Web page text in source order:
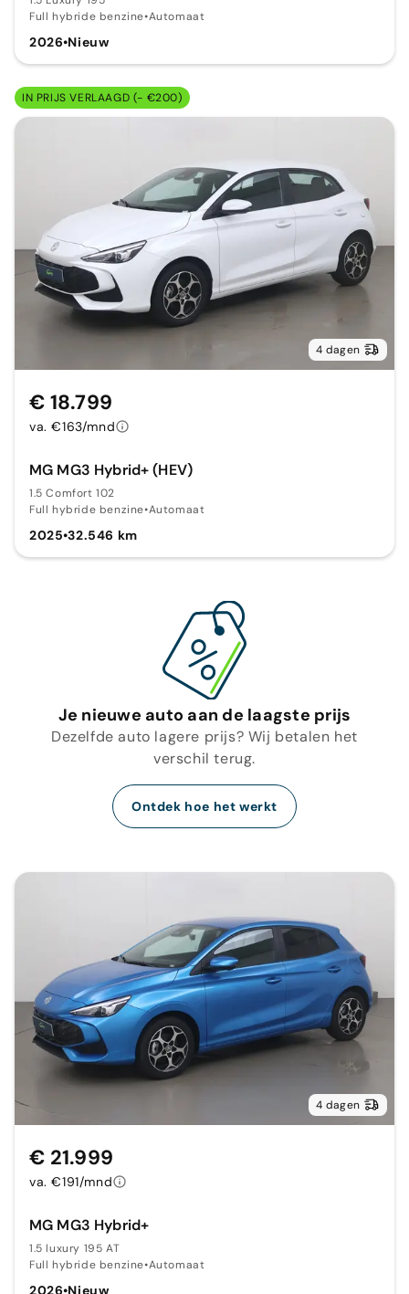
Full hybride benzine•Automaat
2026•Nieuw
IN PRIJS VERLAAGD (- €200)
4 dagen
MG MG3 Hybrid+ (HEV)
1.5 Comfort 102
Full hybride benzine•Automaat
2025•32.546 km
€ 18.799
va. €163/mnd
Je nieuwe auto aan de laagste prijs
Dezelfde auto lagere prijs? Wij betalen het
verschil terug.
Ontdek hoe het werkt
4 dagen
MG MG3 Hybrid+
1.5 luxury 195 AT
Full hybride benzine•Automaat
2026•Nieuw
€ 21.999
va. €191/mnd